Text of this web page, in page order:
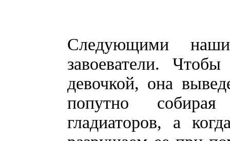
Следующими
завоеватели.
девочкой, она
попутно
гладиаторов, а